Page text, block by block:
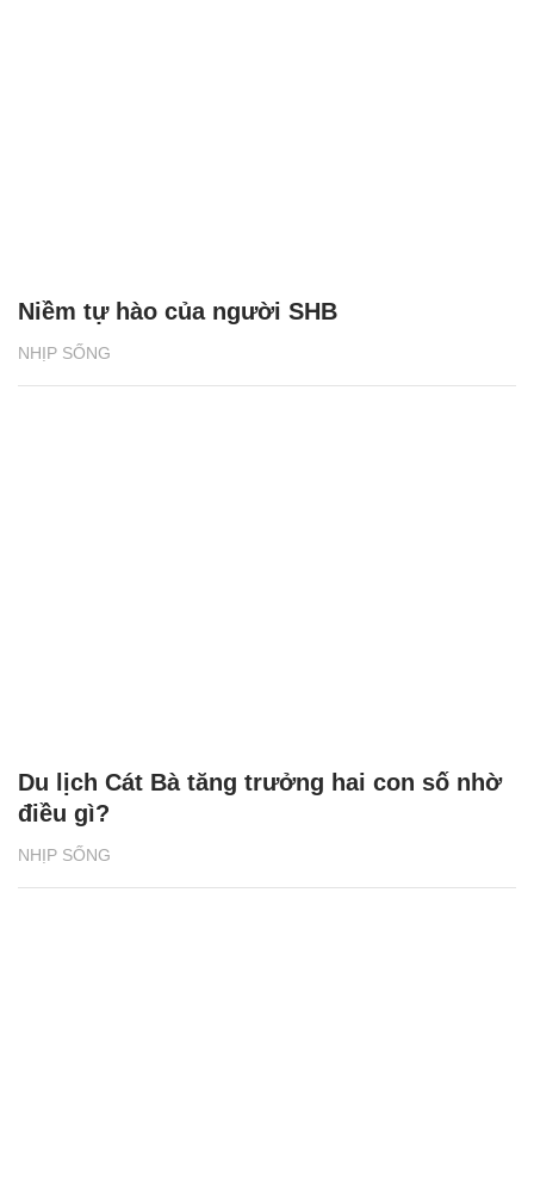
NHỊP SỐNG
Niềm tự hào của người SHB
NHỊP SỐNG
Du lịch Cát Bà tăng trưởng hai con số nhờ
điều gì?